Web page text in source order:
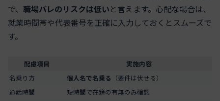
で、 職場バレのリスクは低いと言えます。心配な場合は、
就業時間帯や代表番号を正確に入力しておくとスムーズで
す。
配慮項目
実施内容
名乗り方
個人名で名乗る （要件は伏せる）
通話時間
短時間で在籍の有無のみ確認